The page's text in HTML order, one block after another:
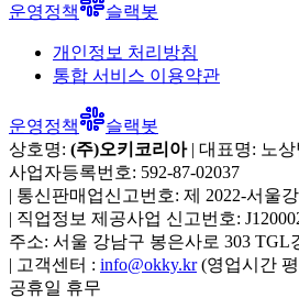
운영정책 슬랙봇
개인정보 처리방침
통합 서비스 이용약관
운영정책
슬랙봇
상호명: (주)오키코리아| 대표명: 노상
사업자등록번호: 592-87-02037
| 통신판매업신고번호: 제 2022-서울
| 직업정보 제공사업 신고번호:
주소: 서울 강남구 봉은사로 303 TGL
| 고객센터 : info@okky.kr (영업시간 평
공휴일 휴무